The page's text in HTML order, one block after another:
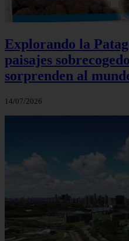
Explorando la
paisajes
sorprenden al
14/07/2026